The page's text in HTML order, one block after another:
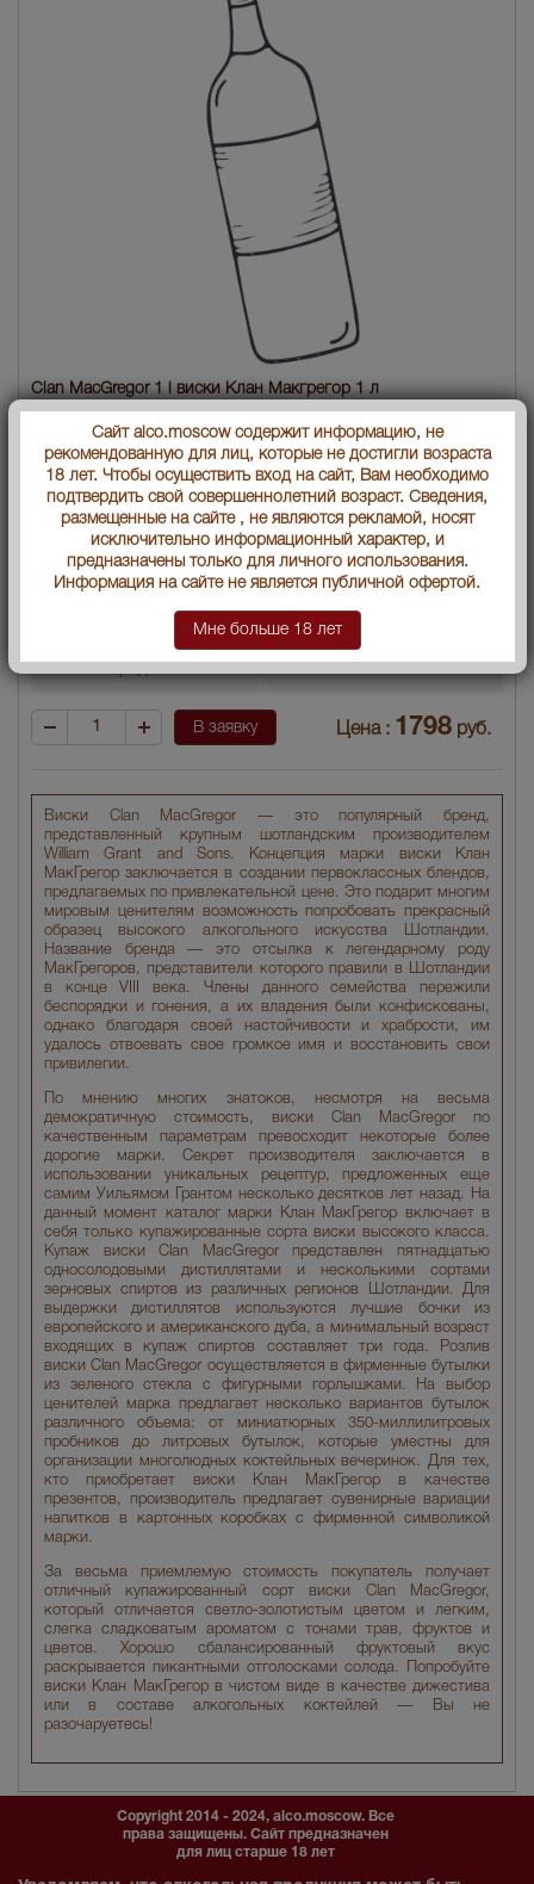
Виски Clan MacGregor — это популярный бренд,
представленный крупным шотландским производителем
William Grant and Sons. Концепция марки виски Клан
МакГрегор заключается в создании первоклассных блендов,
предлагаемых по привлекательной цене. Это подарит многим
мировым ценителям возможность попробовать прекрасный
образец высокого алкогольного искусства Шотландии.
Название бренда — это отсылка к легендарному роду
МакГрегоров, представители которого правили в Шотландии
в конце VIII века. Члены данного семейства пережили
беспорядки и гонения, а их владения были конфискованы,
однако благодаря своей настойчивости и храбрости, им
удалось отвоевать свое громкое имя и восстановить свои
привилегии.
По мнению многих знатоков, несмотря на весьма
демократичную стоимость, виски Clan MacGregor по
качественным параметрам превосходит некоторые более
дорогие марки. Секрет производителя заключается в
использовании уникальных рецептур, предложенных еще
самим Уильямом Грантом несколько десятков лет назад. На
данный момент каталог марки Клан МакГрегор включает в
себя только купажированные сорта виски высокого класса.
Купаж виски Clan MacGregor представлен пятнадцатью
односолодовыми дистиллятами и несколькими сортами
зерновых спиртов из различных регионов Шотландии. Для
выдержки дистиллятов используются лучшие бочки из
европейского и американского дуба, а минимальный возраст
входящих в купаж спиртов составляет три года. Розлив
виски Clan MacGregor осуществляется в фирменные бутылки
из зеленого стекла с фигурными горлышками. На выбор
ценителей марка предлагает несколько вариантов бутылок
различного объема: от миниатюрных 350-миллилитровых
пробников до литровых бутылок, которые уместны для
организации многолюдных коктейльных вечеринок. Для тех,
кто приобретает виски Клан МакГрегор в качестве
презентов, производитель предлагает сувенирные вариации
напитков в картонных коробках с фирменной символикой
марки.
За весьма приемлемую стоимость покупатель получает
отличный купажированный сорт виски Clan MacGregor,
который отличается светло-золотистым цветом и легким,
слегка сладковатым ароматом с тонами трав, фруктов и
цветов. Хорошо сбалансированный фруктовый вкус
раскрывается пикантными отголосками солода. Попробуйте
виски Клан МакГрегор в чистом виде в качестве дижестива
или в составе алкогольных коктейлей — Вы не
разочаруетесь!
Clan MacGregor 1 l виски Клан Макгрегор 1 л
Страна производства Шотландия
Объем бутылки 1 л
Градус
Тип напитка Купажированный (Blended)
03860
В заявку Цена : 1798 руб.
Copyright 2014 - 2024, alco.moscow. Все
права защищены. Сайт предназначен
для лиц старше 18 лет
Сайт alco.moscow содержит информацию, не
рекомендованную для лиц, которые не достигли возраста
18 лет. Чтобы осуществить вход на сайт, Вам необходимо
подтвердить свой совершеннолетний возраст. Сведения,
размещенные на сайте , не являются рекламой, носят
исключительно информационный характер, и
предназначены только для личного использования.
Информация на сайте не является публичной офертой.
Мне больше 18 лет